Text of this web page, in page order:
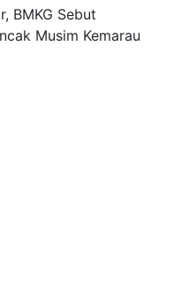
BMKG Sebut
Musim Kemarau